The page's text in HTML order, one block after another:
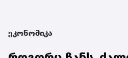
ეკონომიკა